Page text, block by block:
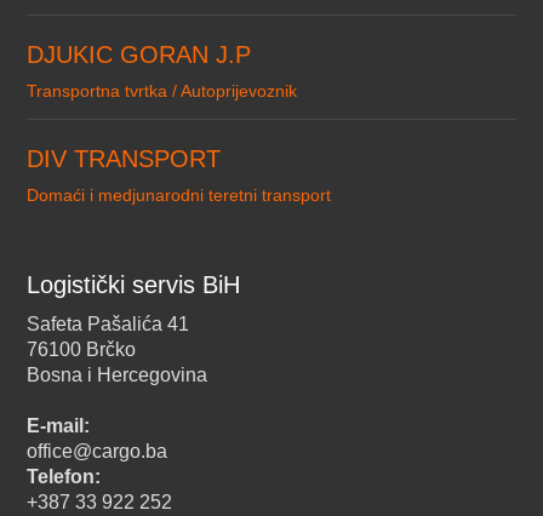
DJUKIC GORAN J.P
Transportna tvrtka / Autoprijevoznik
DIV TRANSPORT
Domaći i medjunarodni teretni transport
Logistički servis BiH
Safeta Pašalića 41
76100 Brčko
Bosna i Hercegovina
E-mail:
office@cargo.ba
Telefon:
+387 33 922 252